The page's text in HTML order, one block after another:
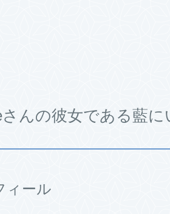
さんの彼女である藍
ィール